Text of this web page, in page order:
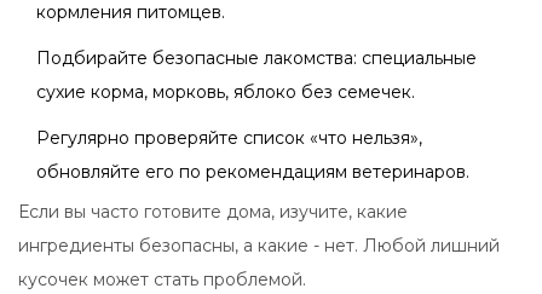
кормления питомцев.
Подбирайте безопасные лакомства: специальные
сухие корма, морковь, яблоко без семечек.
Регулярно проверяйте список «что нельзя»,
обновляйте его по рекомендациям ветеринаров.
Если вы часто готовите дома, изучите, какие
ингредиенты безопасны, а какие - нет. Любой лишний
кусочек может стать проблемой.